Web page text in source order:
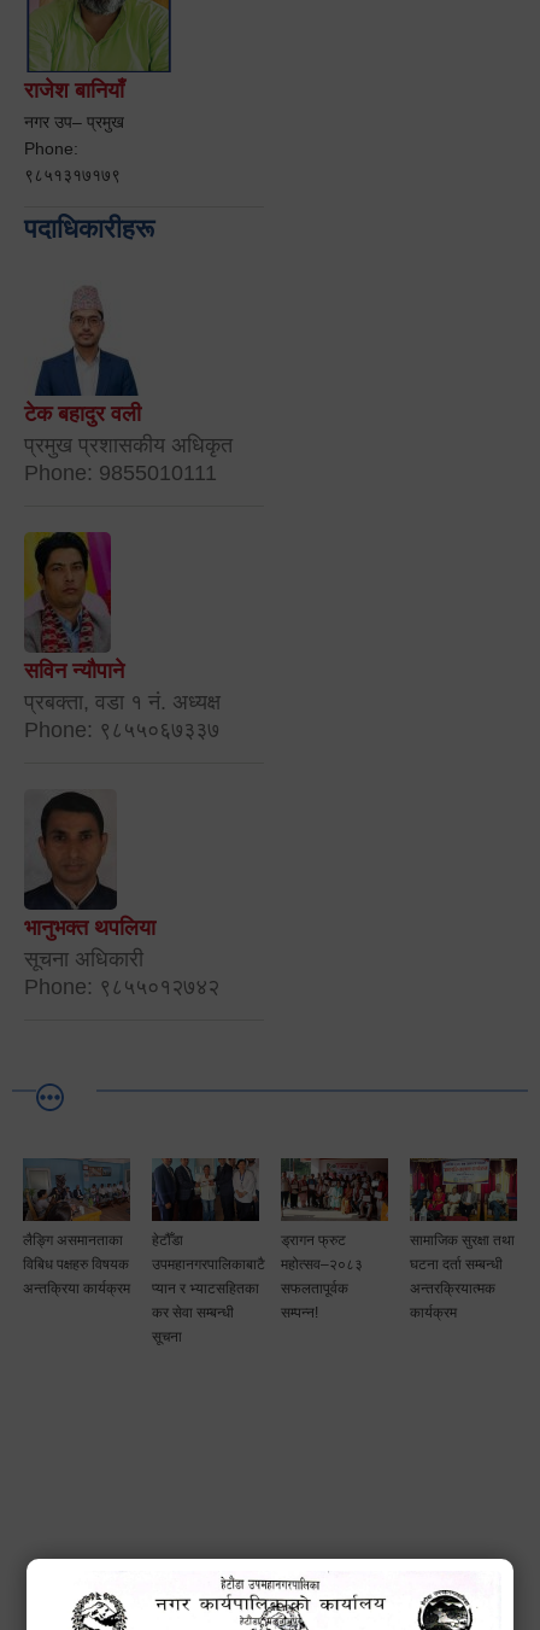
राजेश बानियाँ
नगर उप– प्रमुख
Phone:
९८५१३१७१७९
पदाधिकारीहरू
टेक बहादुर वली
प्रमुख प्रशासकीय अधिकृत
Phone: 9855010111
सविन न्यौपाने
प्रबक्ता, वडा १ नं. अध्यक्ष
Phone: ९८५५०६७३३७
भानुभक्त थपलिया
सूचना अधिकारी
Phone: ९८५५०१२७४२
लैङ्गि असमानताका
विबिध पक्षहरु विषयक
अन्तक्रिया कार्यक्रम
हेटौँडा
उपमहानगरपालिकाबाटै
प्यान र भ्याटसहितका
कर सेवा सम्बन्धी
सूचना
ड्रागन फ्रुट
महोत्सव–२०८३
सफलतापूर्वक
सम्पन्न!
सामाजिक सुरक्षा तथा
घटना दर्ता सम्बन्धी
अन्तरक्रियात्मक
कार्यक्रम